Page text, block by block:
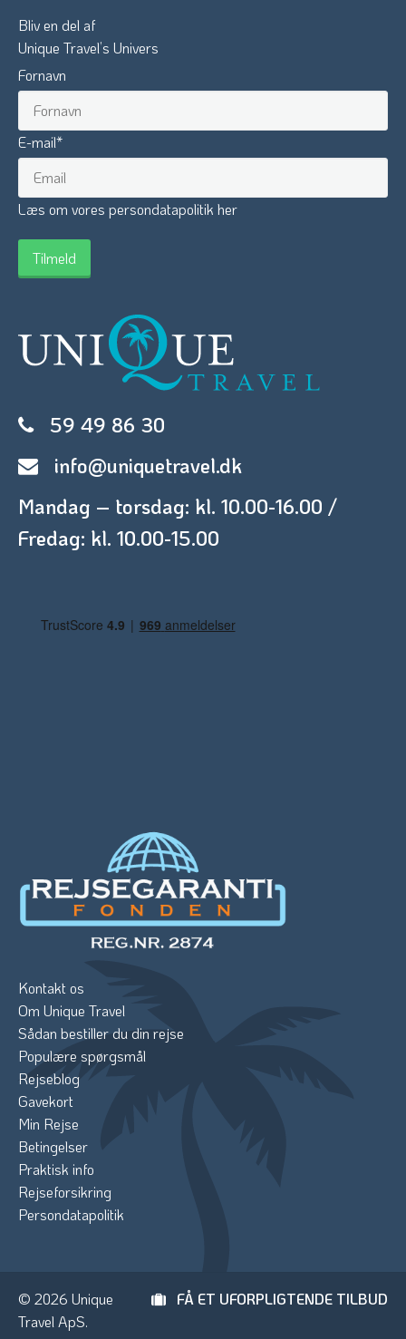
Bliv en del af
Unique Travel’s Univers
Fornavn
E-mail*
Læs om vores persondatapolitik her
59 49 86 30
info@uniquetravel.dk
Mandag – torsdag: kl. 10.00-16.00 /
Fredag: kl. 10.00-15.00
Kontakt os
Om Unique Travel
Sådan bestiller du din rejse
Populære spørgsmål
Rejseblog
Gavekort
Min Rejse
Betingelser
Praktisk info
Rejseforsikring
Persondatapolitik
FÅ ET UFORPLIGTENDE TILBUD
© 2026 Unique
Travel ApS.